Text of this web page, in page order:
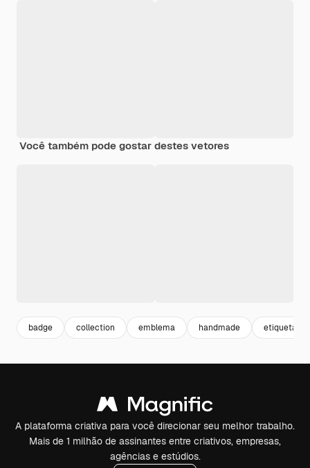
Você também pode gostar destes vetores
badge collection emblema handmade etiqueta
A plataforma criativa para você direcionar seu melhor trabalho.
Mais de 1 milhão de assinantes entre criativos, empresas,
agências e estúdios.